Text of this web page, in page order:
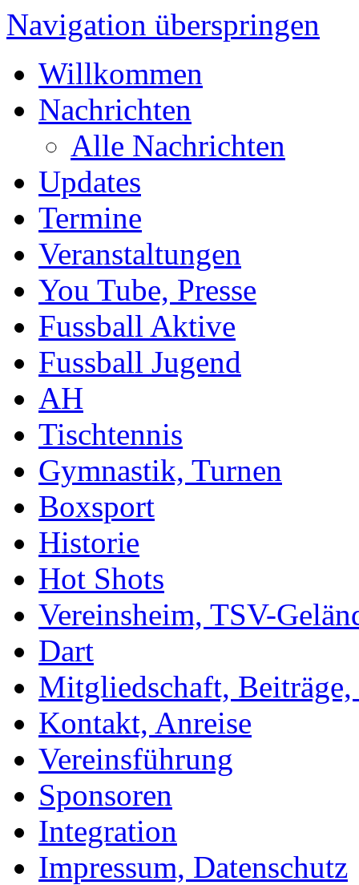
Navigation überspringen
Willkommen
Nachrichten
Alle Nachrichten
Updates
Termine
Veranstaltungen
You Tube, Presse
Fussball Aktive
Fussball Jugend
AH
Tischtennis
Gymnastik, Turnen
Boxsport
Historie
Hot Shots
Vereinsheim, TSV-
Dart
Mitgliedschaft,
Kontakt, Anreise
Vereinsführung
Sponsoren
Integration
Impressum, Datenschutz